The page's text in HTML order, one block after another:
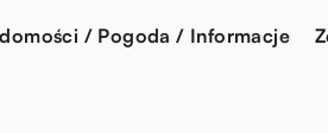
/ Pogoda / Informacje